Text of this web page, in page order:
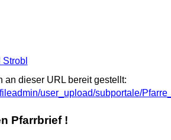
an dieser URL bereit gestellt:
user_upload/subportale/
Pfarrbrief !